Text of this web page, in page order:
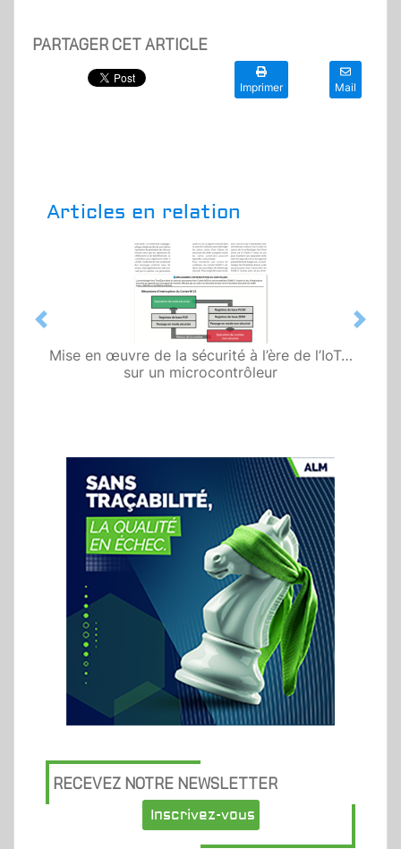
PARTAGER CET ARTICLE
Imprimer Mail
Articles en relation
Mise en œuvre de la sécurité à l’ère de l’IoT…
sur un microcontrôleur
Previous Next
RECEVEZ NOTRE NEWSLETTER
Inscrivez-vous